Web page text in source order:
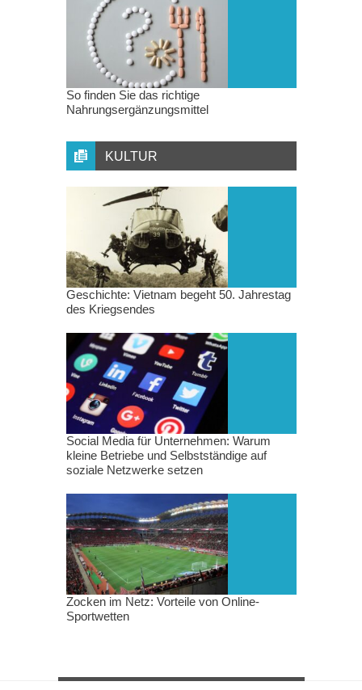
So finden Sie das richtige
Nahrungsergänzungsmittel
KULTUR
Geschichte: Vietnam begeht 50. Jahrestag
des Kriegsendes
Social Media für Unternehmen: Warum
kleine Betriebe und Selbstständige auf
soziale Netzwerke setzen
Zocken im Netz: Vorteile von Online-
Sportwetten